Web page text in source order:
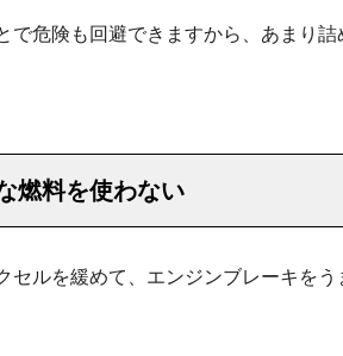
で危険も回避できますから、あまり詰
燃料を使わない
セルを緩めて、エンジンブレーキをう